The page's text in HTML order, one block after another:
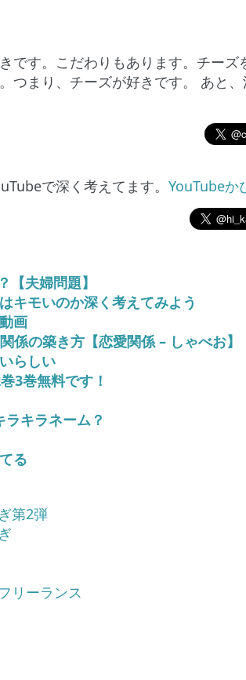
です。こだわりもあります。チー
つまり、チーズが好きです。 あと
で深く考えてます。 YouTubeか
夫婦問題】
キモいのか深く考えてみよう
画
係の築き方【恋愛関係 – しゃべお】
らしい
3巻無料です！
キラネーム？
る